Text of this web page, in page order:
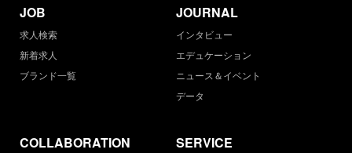
JOB
求人検索
新着求人
ブランド一覧
JOURNAL
インタビュー
エデュケーション
ニュース＆イベント
データ
COLLABORATION SERVICE